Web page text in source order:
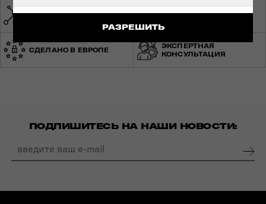
РАЗРЕШИТЬ
МИРОВАЯ ГАРАНТИЯ
СДЕЛАНО В ЕВРОПЕ
ЭКСПЕРТНАЯ
КОНСУЛЬТАЦИЯ
ПОДПИШИТЕСЬ НА НАШИ НОВОСТИ: